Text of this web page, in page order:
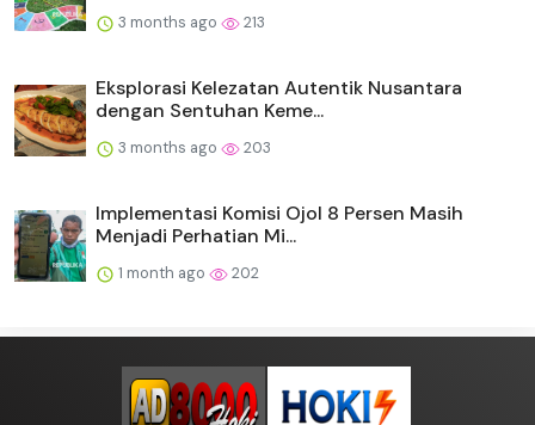
3 months ago 213
Eksplorasi Kelezatan Autentik Nusantara
dengan Sentuhan Keme...
3 months ago 203
Implementasi Komisi Ojol 8 Persen Masih
Menjadi Perhatian Mi...
1 month ago 202